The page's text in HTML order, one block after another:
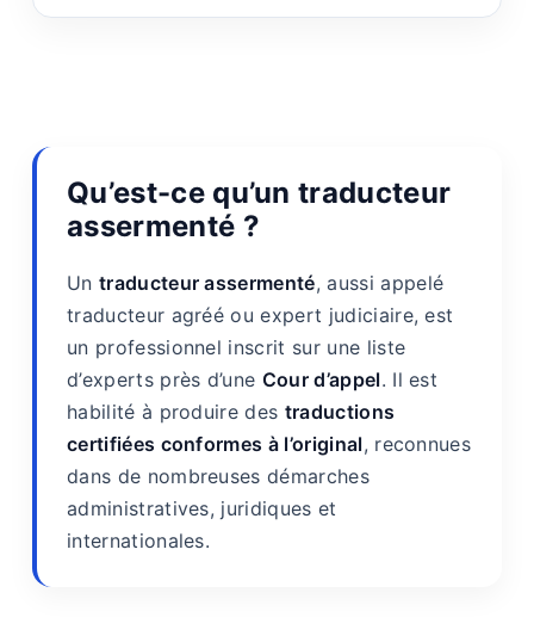
Qu’est-ce qu’un traducteur
assermenté ?
Un traducteur assermenté, aussi appelé
traducteur agréé ou expert judiciaire, est
un professionnel inscrit sur une liste
d’experts près d’une Cour d’appel. Il est
habilité à produire des traductions
certifiées conformes à l’original, reconnues
dans de nombreuses démarches
administratives, juridiques et
internationales.